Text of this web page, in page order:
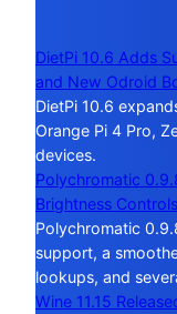
DietPi 10.6 Adds
and New Odroid
DietPi 10.6
Orange Pi 4 Pro,
devices.
Polychromatic
Brightness Controls
Polychromatic
support, a
lookups, and
Wine 11.15